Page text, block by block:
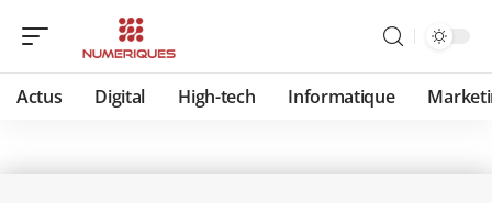
Actus Digital High-tech Informatique